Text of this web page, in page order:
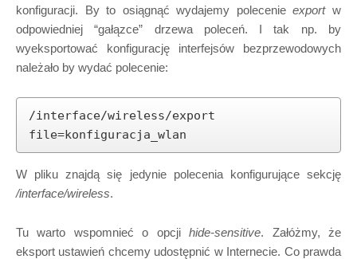
konfiguracji. By to osiągnąć wydajemy polecenieexportw
odpowiedniej “gałązce” drzewa poleceń. I tak np. by
wyeksportować konfigurację interfejsów bezprzewodowych
należało by wydać polecenie:
/interface/wireless/export
file=konfiguracja_wlan
W pliku znajdą się jedynie polecenia konfigurujące sekcję
/interface/wireless.
Tu warto wspomnieć o opcjihide-sensitive. Załóżmy, że
eksport ustawień chcemy udostępnić w Internecie. Co prawda